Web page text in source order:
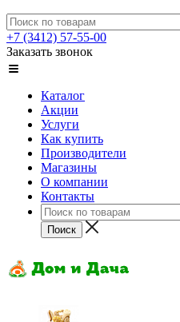
+7 (3412) 57-55-00
Заказать звонок
Каталог
Акции
Услуги
Как купить
Производители
Магазины
О компании
Контакты